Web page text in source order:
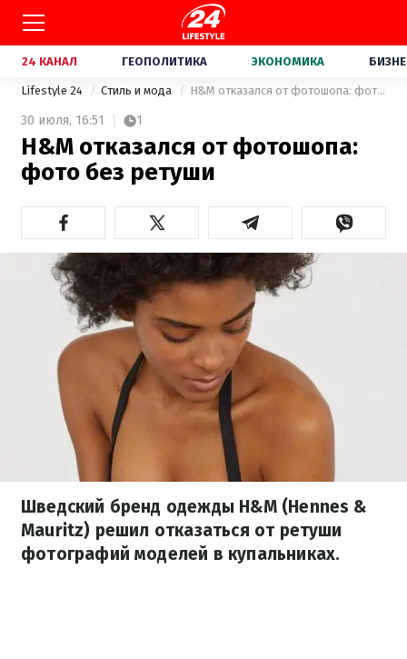
24 КАНАЛ ГЕОПОЛИТИКА ЭКОНОМИКА
Lifestyle 24 Стиль и мода H&M отказался от фотошопа: фото без ретуши
30 июля, 16:51 1
H&M отказался от фотошопа:
фото без ретуши
Шведский бренд одежды H&M (Hennes &
Mauritz) решил отказаться от ретуши
фотографий моделей в купальниках.